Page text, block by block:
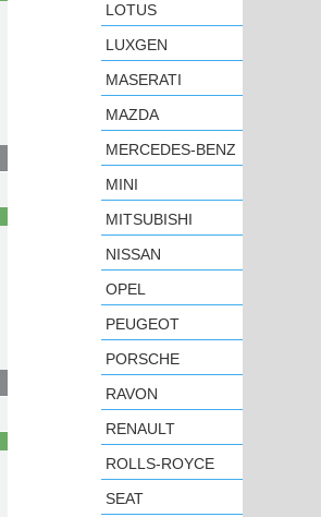
LOTUS
LUXGEN
MASERATI
MAZDA
MERCEDES-BENZ
MINI
MITSUBISHI
NISSAN
OPEL
PEUGEOT
PORSCHE
RAVON
RENAULT
ROLLS-ROYCE
SEAT